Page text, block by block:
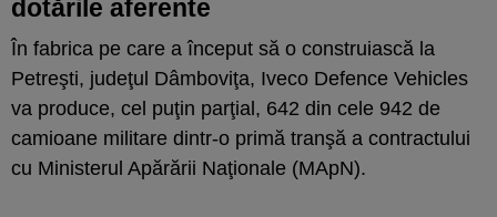
dotările aferente
În fabrica pe care a început să o construiască la
Petreşti, judeţul Dâmboviţa, Iveco Defence Vehicles
va produce, cel puţin parţial, 642 din cele 942 de
camioane militare dintr-o primă tranşă a contractului
cu Ministerul Apărării Naţionale (MApN).